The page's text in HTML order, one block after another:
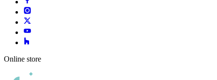
Online store